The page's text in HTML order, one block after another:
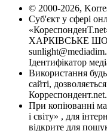
© 2000-2026,
Суб'єкт у сфері
ХАРКІВСЬКЕ
Ідентифікатор
Використання
сайті,
Корреспондент.net.
При копіюванні
і світу» , для
відкрите для